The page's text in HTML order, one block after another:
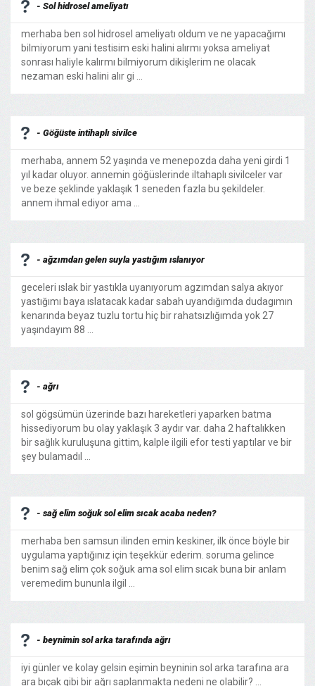
- Sol hidrosel ameliyatı
merhaba ben sol hidrosel ameliyatı oldum ve ne yapacağımı
bilmiyorum yani testisim eski halini alırmı yoksa ameliyat
sonrası haliyle kalırmı bilmiyorum dikişlerim ne olacak
nezaman eski halini alır gi ...
- Göğüste intihaplı sivilce
merhaba, annem 52 yaşında ve menepozda daha yeni girdi 1
yıl kadar oluyor. annemin göğüslerinde iltahaplı sivilceler var
ve beze şeklinde yaklaşık 1 seneden fazla bu şekildeler.
annem ihmal ediyor ama ...
- ağzımdan gelen suyla yastığım ıslanıyor
geceleri ıslak bir yastıkla uyanıyorum agzımdan salya akıyor
yastığımı baya ıslatacak kadar sabah uyandığımda dudagımın
kenarında beyaz tuzlu tortu hiç bir rahatsızlığımda yok 27
yaşındayım 88 ...
- ağrı
sol gögsümün üzerinde bazı hareketleri yaparken batma
hissediyorum bu olay yaklaşık 3 aydır var. daha 2 haftalıkken
bir sağlık kuruluşuna gittim, kalple ilgili efor testi yaptılar ve bir
şey bulamadıl ...
- sağ elim soğuk sol elim sıcak acaba neden?
merhaba ben samsun ilinden emin keskiner, ilk önce böyle bir
uygulama yaptığınız için teşekkür ederim. soruma gelince
benim sağ elim çok soğuk ama sol elim sıcak buna bir anlam
veremedim bununla ilgil ...
- beynimin sol arka tarafında ağrı
iyi günler ve kolay gelsin eşimin beyninin sol arka tarafına ara
ara bıçak gibi bir ağrı saplanmakta nedeni ne olabilir? ...